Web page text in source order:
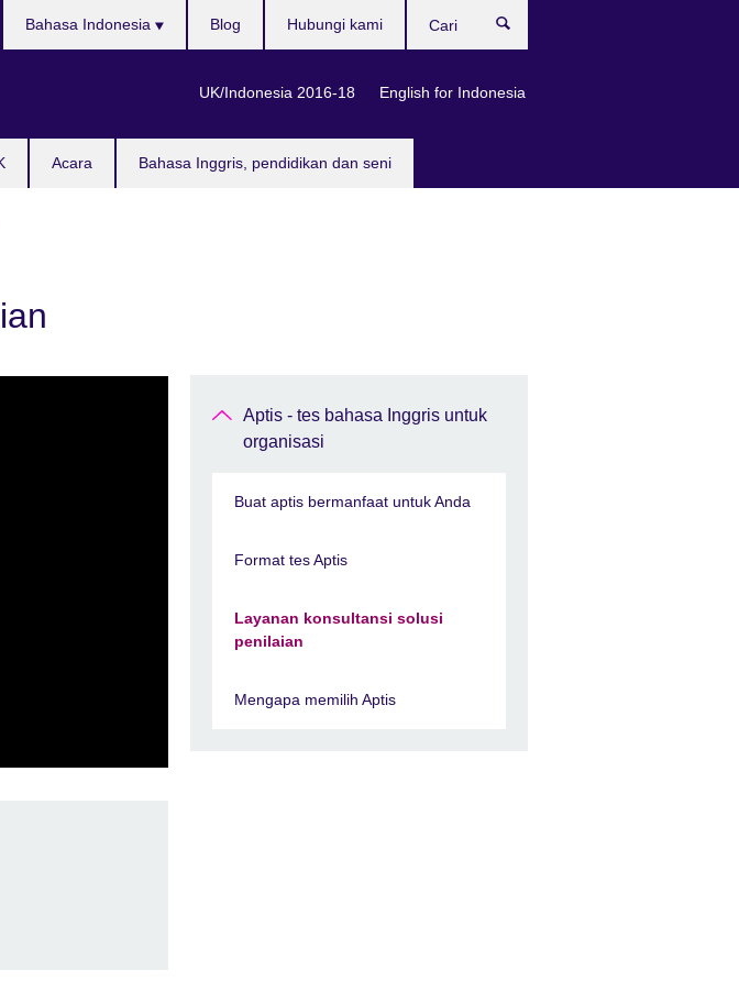
Acara Bahasa Inggris, pendidikan dan seni
Bahasa Indonesia
UK/Indonesia 2016-18 English for Indonesia
Blog Hubungi kami
Aptis - tes bahasa Inggris untuk
organisasi
Buat aptis bermanfaat untuk Anda
Format tes Aptis
Layanan konsultansi solusi
penilaian
Mengapa memilih Aptis